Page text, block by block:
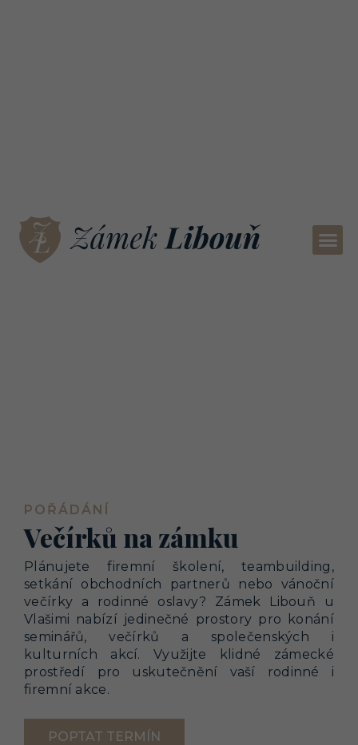
POŘÁDÁNÍ
Večírků na zámku
Plánujete firemní školení, teambuilding,
setkání obchodních partnerů nebo vánoční
večírky a rodinné oslavy? Zámek Libouň u
Vlašimi nabízí jedinečné prostory pro konání
seminářů, večírků a společenských i
kulturních akcí. Využijte klidné zámecké
prostředí pro uskutečnění vaší rodinné i
firemní akce.
POPTAT TERMÍN